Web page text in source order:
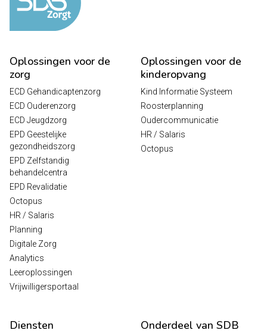
Oplossingen voor de
zorg
ECD Gehandicaptenzorg
ECD Ouderenzorg
ECD Jeugdzorg
EPD Geestelijke
gezondheidszorg
EPD Zelfstandig
behandelcentra
EPD Revalidatie
Octopus
HR / Salaris
Planning
Digitale Zorg
Analytics
Leeroplossingen
Vrijwilligersportaal
Oplossingen voor de
kinderopvang
Kind Informatie Systeem
Roosterplanning
Oudercommunicatie
HR / Salaris
Octopus
Diensten Onderdeel van SDB